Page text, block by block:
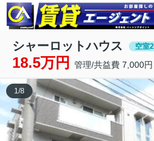
シャーロットハウス 空室2
18.5万円 管理/共益費 7,000円
1/8